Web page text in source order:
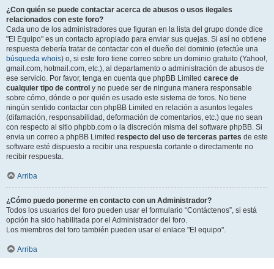
¿Con quién se puede contactar acerca de abusos o usos ilegales
relacionados con este foro?
Cada uno de los administradores que figuran en la lista del grupo donde dice
"El Equipo" es un contacto apropiado para enviar sus quejas. Si así no obtiene
respuesta debería tratar de contactar con el dueño del dominio (efectúe una
búsqueda whois) o, si este foro tiene correo sobre un dominio gratuito (Yahoo!,
gmail.com, hotmail.com, etc.), al departamento o administración de abusos de
ese servicio. Por favor, tenga en cuenta que phpBB Limited carece de
cualquier tipo de control y no puede ser de ninguna manera responsable
sobre cómo, dónde o por quién es usado este sistema de foros. No tiene
ningún sentido contactar con phpBB Limited en relación a asuntos legales
(difamación, responsabilidad, deformación de comentarios, etc.) que no sean
con respecto al sitio phpbb.com o la discreción misma del software phpBB. Si
envia un correo a phpBB Limited respecto del uso de terceras partes de este
software esté dispuesto a recibir una respuesta cortante o directamente no
recibir respuesta.
Arriba
¿Cómo puedo ponerme en contacto con un Administrador?
Todos los usuarios del foro pueden usar el formulario “Contáctenos”, si está
opción ha sido habilitada por el Administrador del foro.
Los miembros del foro también pueden usar el enlace "El equipo".
Arriba